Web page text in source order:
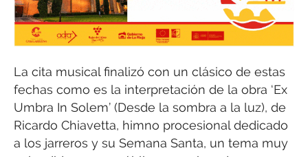
La cita musical finalizó con un clásico de estas
fechas como es la interpretación de la obra ‘Ex
Umbra In Solem’ (Desde la sombra a la luz), de
Ricardo Chiavetta, himno procesional dedicado
a los jarreros y su Semana Santa, un tema muy